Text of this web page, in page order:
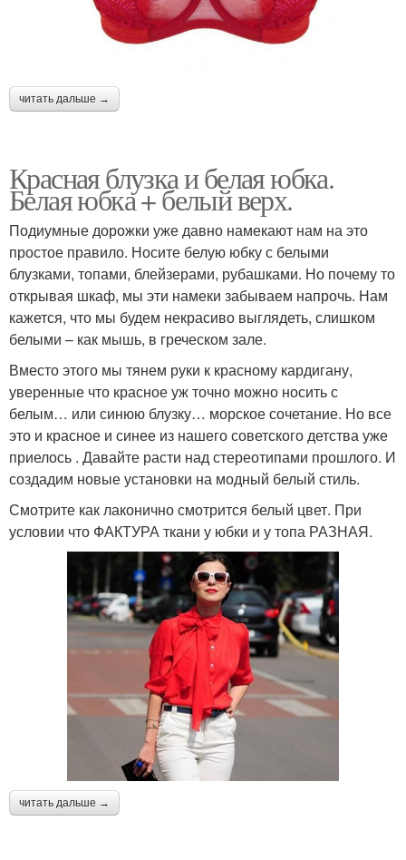
читать дальше →
Красная блузка и белая юбка.
Белая юбка + белый верх.
Подиумные дорожки уже давно намекают нам на это
простое правило. Носите белую юбку с белыми
блузками, топами, блейзерами, рубашками. Но почему то
открывая шкаф, мы эти намеки забываем напрочь. Нам
кажется, что мы будем некрасиво выглядеть, слишком
белыми – как мышь, в греческом зале.
Вместо этого мы тянем руки к красному кардигану,
уверенные что красное уж точно можно носить с
белым… или синюю блузку… морское сочетание. Но все
это и красное и синее из нашего советского детства уже
приелось . Давайте расти над стереотипами прошлого. И
создадим новые установки на модный белый стиль.
Смотрите как лаконично смотрится белый цвет. При
условии что ФАКТУРА ткани у юбки и у топа РАЗНАЯ.
читать дальше →